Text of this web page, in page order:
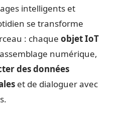
intelligents et
se transforme
: chaque objet IoT
numérique,
des données
et de dialoguer avec